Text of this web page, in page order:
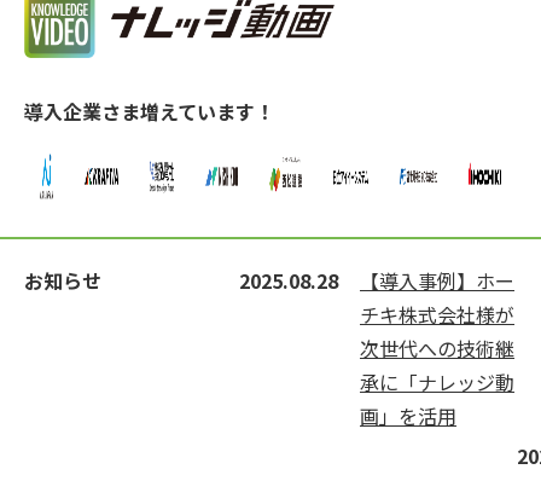
導入企業さま増えています！
お知らせ 2025.08.28
【導入事例】ホー
チキ株式会社様が
次世代への技術継
承に「ナレッジ動
画」を活用